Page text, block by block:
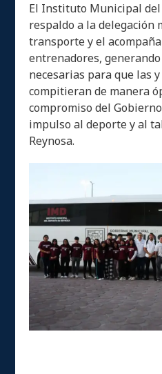
El Instituto Municipal
respaldo a la delegación
transporte y el
entrenadores,
necesarias para que las
compitieran de manera
compromiso del
impulso al deporte y al
Reynosa.